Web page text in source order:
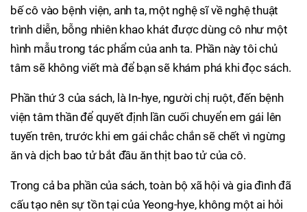
bế cô vào bệnh viện, anh ta, một nghệ sĩ về nghệ thuật
trình diễn, bỗng nhiên khao khát được dùng cô như một
hình mẫu trong tác phẩm của anh ta. Phần này tôi chủ
tâm sẽ không viết mà để bạn sẽ khám phá khi đọc sách.
Phần thứ 3 của sách, là In-hye, người chị ruột, đến bệnh
viện tâm thần để quyết định lần cuối chuyển em gái lên
tuyến trên, trước khi em gái chắc chắn sẽ chết vì ngừng
ăn và dịch bao tử bắt đầu ăn thịt bao tử của cô.
Trong cả ba phần của sách, toàn bộ xã hội và gia đình đã
cấu tạo nên sự tồn tại của Yeong-hye, không một ai hỏi